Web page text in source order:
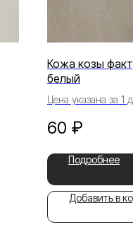
Кожа козы
белый
Цена указана за 1
60 ₽
Подробнее
Добавить в